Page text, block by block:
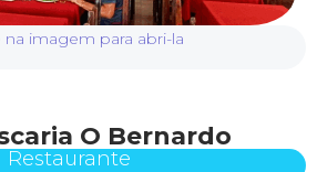
O Bernardo
Restaurante
na imagem para abri-la